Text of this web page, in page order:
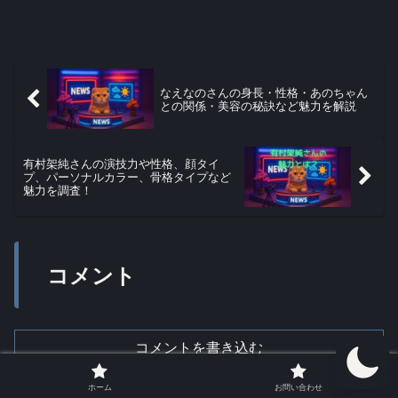
なえなのさんの身長・性格・あのちゃん
との関係・美容の秘訣など魅力を解説
有村架純さんの演技力や性格、顔タイ
プ、パーソナルカラー、骨格タイプなど
魅力を調査！
コメント
コメントを書き込む
ホーム お問い合わせ